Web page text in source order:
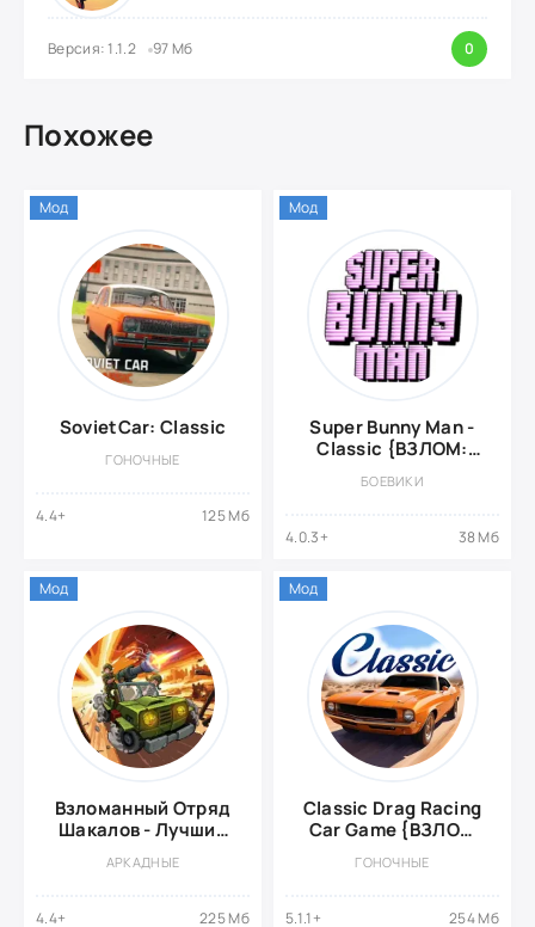
Версия: 1.1.2 97 Мб 0
Похожее
SovietCar: Classic
ГОНОЧНЫЕ
4.4+ 125 Мб
Мод
Super Bunny Man -
Classic {ВЗЛОМ:
БОЕВИКИ
4.0.3+ 38 Мб
Мод
Взломанный Отряд
Шакалов - Лучший
АРКАДНЫЕ
4.4+ 225 Мб
Мод
Classic Drag Racing
Car Game {ВЗЛОМ
ГОНОЧНЫЕ
5.1.1+ 254 Мб
Мод